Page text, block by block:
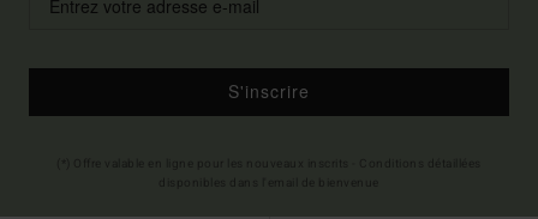
S'inscrire